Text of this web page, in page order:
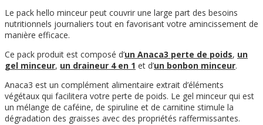
Le pack hello minceur peut couvrir une large part des besoins
nutritionnels journaliers tout en favorisant votre amincissement de
manière efficace.
Ce pack produit est composé d’un Anaca3 perte de poids, un
gel minceur, un draineur 4 en 1 et d’un bonbon minceur.
Anaca3 est un complément alimentaire extrait d’éléments
végétaux qui facilitera votre perte de poids. Le gel minceur qui est
un mélange de caféine, de spiruline et de carnitine stimule la
dégradation des graisses avec des propriétés raffermissantes.